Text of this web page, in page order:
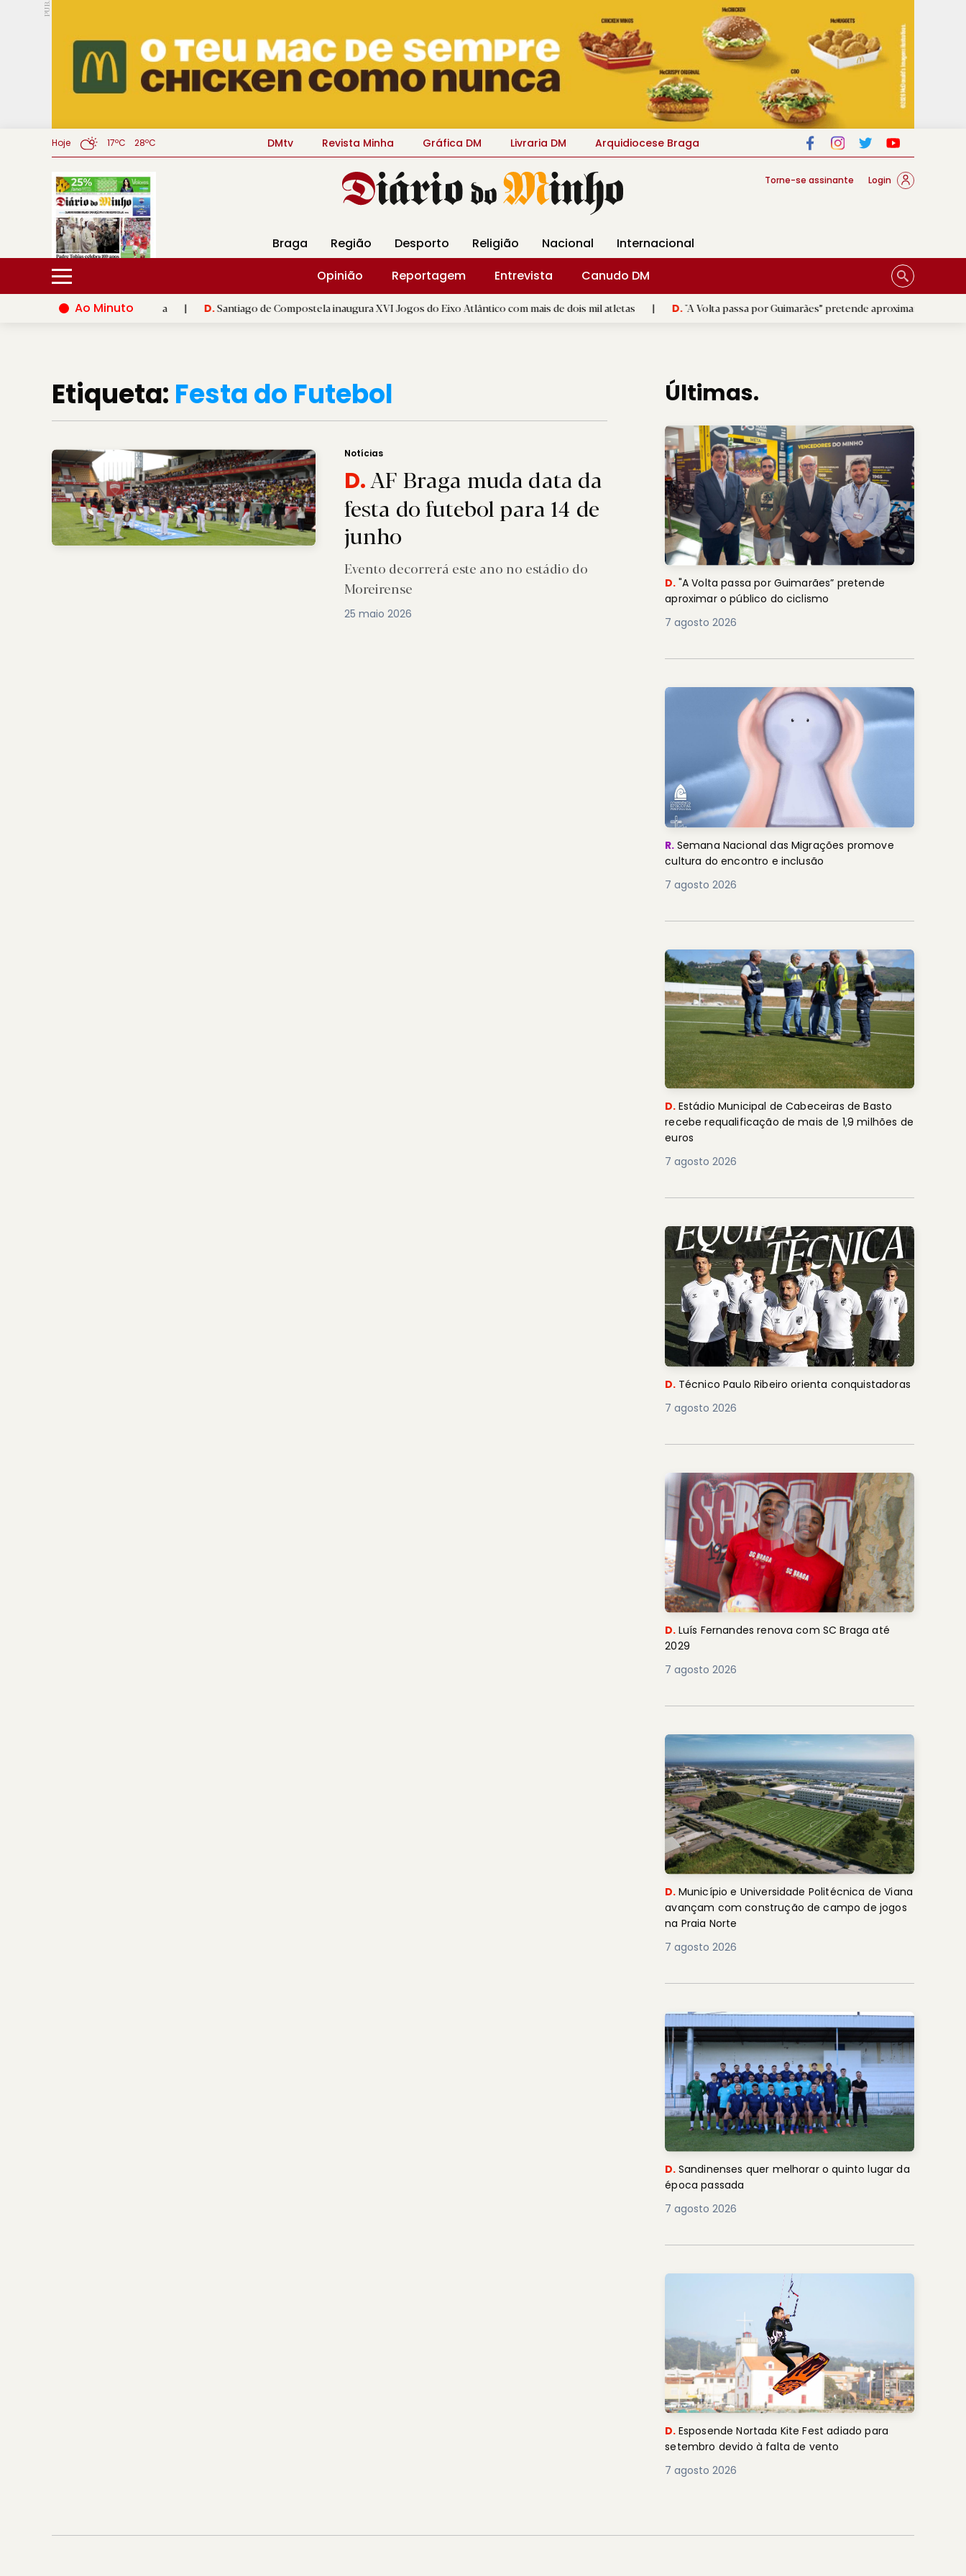
PUB.
Hoje 17ºC 28ºC DMtv Revista Minha Gráfica DM Livraria DM Arquidiocese Braga
Torne-se assinante Login
Braga Região Desporto Religião Nacional
Internacional
Opinião
Reportagem Entrevista
Canudo DM
Ao Minuto
do mundo da moda | D. Santiago de Compostela inaugura XVI Jogos do Eixo Atlântico com mais de dois mil atletas | D."A Volta passa por Guimarães” pretende aproximar o público do ciclismo
Etiqueta: Festa do Futebol
Notícias
D.AF Braga muda data da
festa do futebol para 14 de
junho
Evento decorrerá este ano no estádio do
Moreirense
25 maio 2026
Últimas.
D. "A Volta passa por Guimarães” pretende
aproximar o público do ciclismo
7 agosto 2026
R. Semana Nacional das Migrações promove
cultura do encontro e inclusão
7 agosto 2026
D. Estádio Municipal de Cabeceiras de Basto
recebe requalificação de mais de 1,9 milhões de
euros
7 agosto 2026
D. Técnico Paulo Ribeiro orienta conquistadoras
7 agosto 2026
D. Luís Fernandes renova com SC Braga até
2029
7 agosto 2026
D. Município e Universidade Politécnica de Viana
avançam com construção de campo de jogos
na Praia Norte
7 agosto 2026
D. Sandinenses quer melhorar o quinto lugar da
época passada
7 agosto 2026
D. Esposende Nortada Kite Fest adiado para
setembro devido à falta de vento
7 agosto 2026